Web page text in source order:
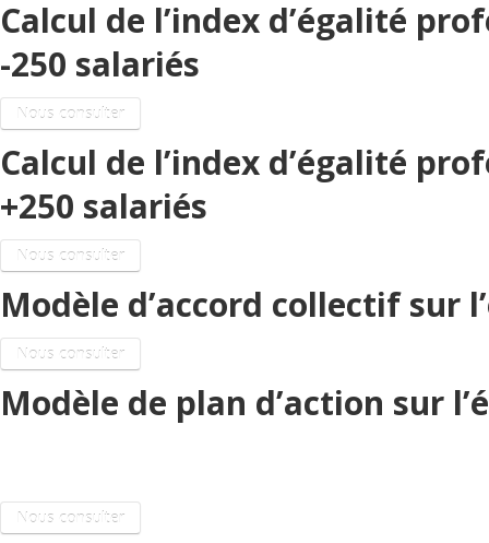
Calcul de l’index d’égalité
-250 salariés
Nous consulter
Calcul de l’index d’égalité
+250 salariés
Nous consulter
Modèle d’accord collectif sur
Nous consulter
Modèle de plan d’action sur
Nous consulter